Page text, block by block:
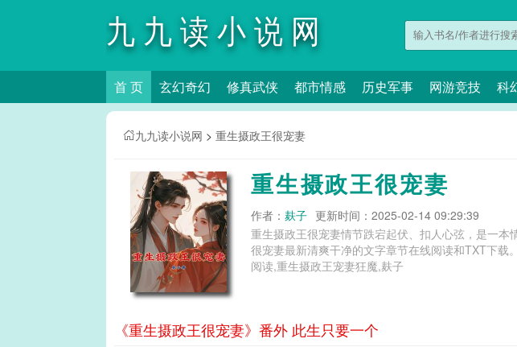
九九读小说网
首 页 玄幻奇幻 修真武侠 都市情感 历史军事 网游竞技 科
九九读小说网 > 重生摄政王很宠妻
重生摄政王很宠妻
作者： 麸子 更新时间：2025-02-14 09:29:39
重生摄政王很宠妻情节跌宕起伏、扣人心弦，是一
很宠妻最新清爽干净的文字章节在线阅读和TXT下载。 重生摄政王宠妻无度全文免费阅读,重生摄政王宠妻日常,重生摄政王宠妻上瘾免费
阅读,重生摄政王宠妻狂魔,麸子
《重生摄政王很宠妻》番外 此生只要一个